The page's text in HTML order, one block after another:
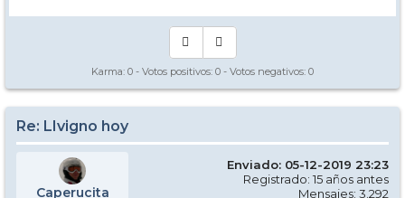
Karma: 0 - Votos positivos: 0 - Votos negativos: 0
Re: LIvigno hoy
Caperucita
Enviado: 05-12-2019 23:23
Registrado: 15 años antes
Mensajes: 3.292